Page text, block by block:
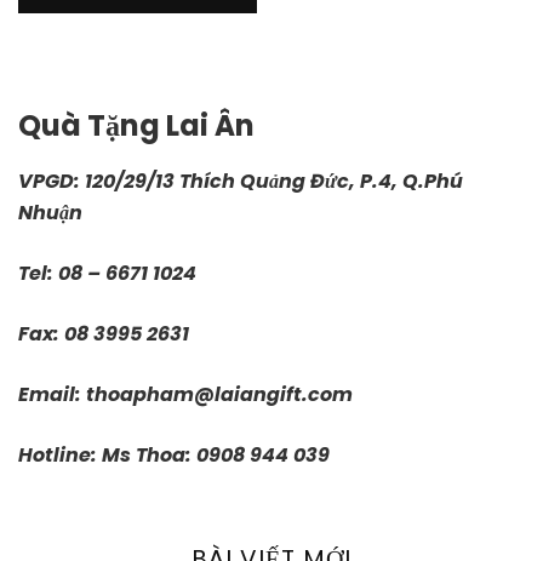
Quà Tặng Lai Ân
VPGD: 120/29/13 Thích Quảng Đức, P.4, Q.Phú
Nhuận
Tel: 08 – 6671 1024
Fax: 08 3995 2631
Email: thoapham@laiangift.com
Hotline: Ms Thoa: 0908 944 039